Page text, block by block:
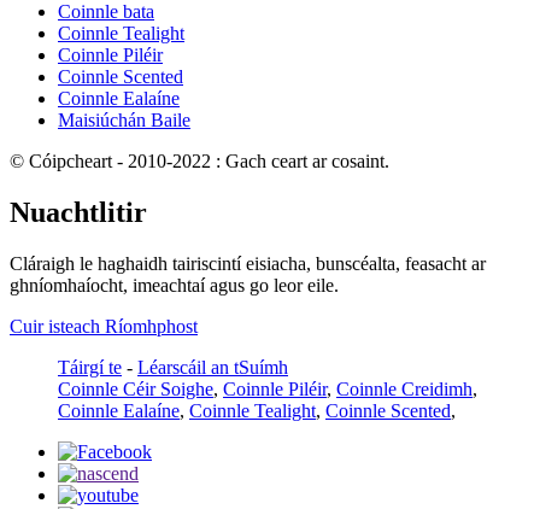
Coinnle bata
Coinnle Tealight
Coinnle Piléir
Coinnle Scented
Coinnle Ealaíne
Maisiúchán Baile
© Cóipcheart - 2010-2022 : Gach ceart ar cosaint.
Nuachtlitir
Cláraigh le haghaidh tairiscintí eisiacha, bunscéalta, feasacht ar
ghníomhaíocht, imeachtaí agus go leor eile.
Cuir isteach Ríomhphost
Táirgí te - Léarscáil an tSuímh
Coinnle Céir Soighe, Coinnle Piléir, Coinnle Creidimh,
Coinnle Ealaíne, Coinnle Tealight, Coinnle Scented,